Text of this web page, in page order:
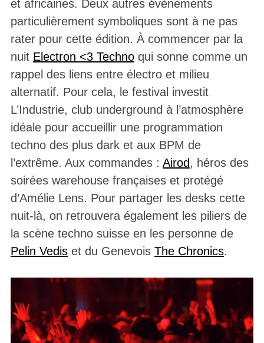
et africaines. Deux autres évènements
particulièrement symboliques sont à ne pas
rater pour cette édition. À commencer par la
nuit Electron <3 Technoqui sonne comme un
rappel des liens entre électro et milieu
alternatif. Pour cela, le festival investit
L’Industrie, club underground à l’atmosphère
idéale pour accueillir une programmation
techno des plus dark et aux BPM de
l’extrême. Aux commandes : Airod, héros des
soirées warehouse françaises et protégé
d’Amélie Lens. Pour partager les desks cette
nuit-là, on retrouvera également les piliers de
la scène techno suisse en les personne de
Pelin Vediset du Genevois The Chronics.